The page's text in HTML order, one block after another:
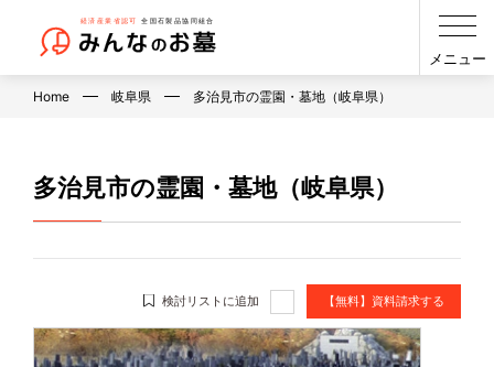
メニュー
Home 岐阜県 多治見市の霊園・墓地（岐阜県）
多治見市の霊園・墓地（岐阜県）
検討リストに追加 【無料】資料請求する